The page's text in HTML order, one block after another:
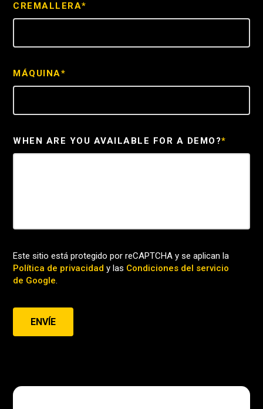
CREMALLERA*
MÁQUINA*
WHEN ARE YOU AVAILABLE FOR A DEMO?*
Este sitio está protegido por reCAPTCHA y se aplican la
Política de privacidad y las Condiciones del servicio
de Google.
ENVÍE